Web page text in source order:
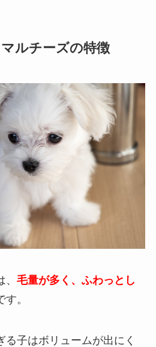
ルチーズの特徴
毛量が多く、ふわっとし
す。
子はボリュームが出にく